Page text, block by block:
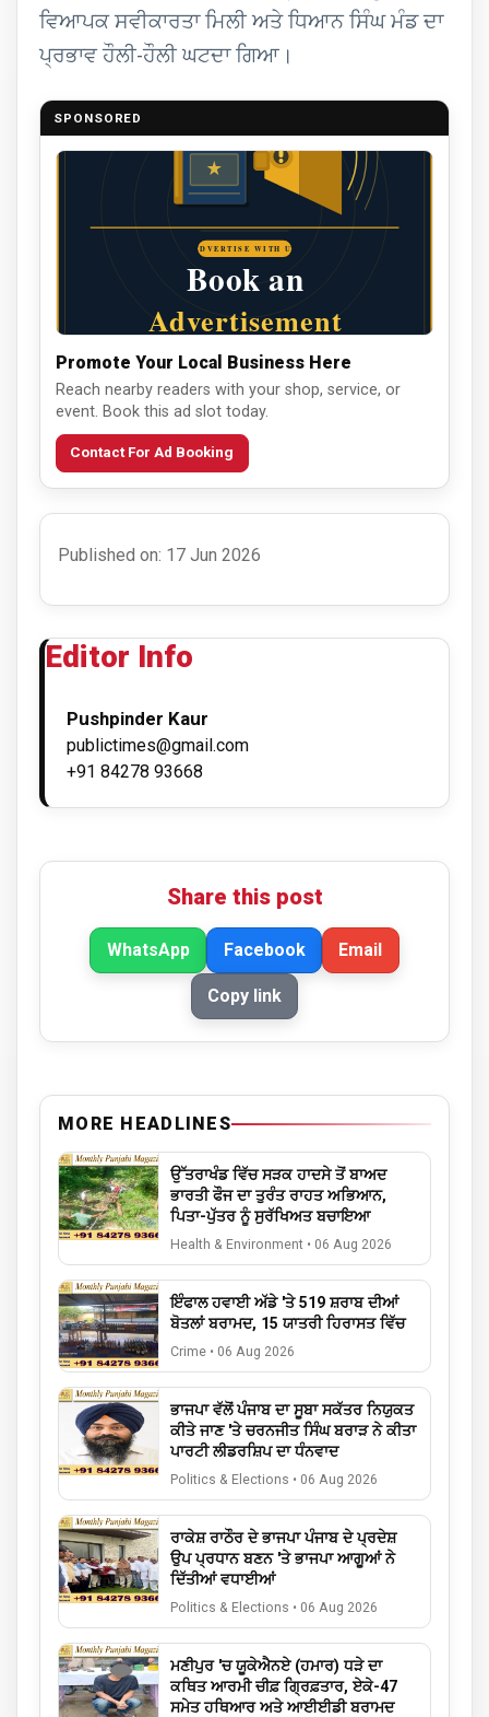
ਵਿਆਪਕ ਸਵੀਕਾਰਤਾ ਮਿਲੀ ਅਤੇ ਧਿਆਨ ਸਿੰਘ ਮੰਡ ਦਾ
ਪ੍ਰਭਾਵ ਹੌਲੀ-ਹੌਲੀ ਘਟਦਾ ਗਿਆ।
SPONSORED
Promote Your Local Business Here
Reach nearby readers with your shop, service, or
event. Book this ad slot today.
Contact For Ad Booking
Published on: 17 Jun 2026
Editor Info
Pushpinder Kaur
publictimes@gmail.com
+91 84278 93668
Share this post
WhatsApp Facebook Email
Copy link
MORE HEADLINES
ਉੱਤਰਾਖੰਡ ਵਿੱਚ ਸੜਕ ਹਾਦਸੇ ਤੋਂ ਬਾਅਦ
ਭਾਰਤੀ ਫੌਜ ਦਾ ਤੁਰੰਤ ਰਾਹਤ ਅਭਿਆਨ,
ਪਿਤਾ-ਪੁੱਤਰ ਨੂੰ ਸੁਰੱਖਿਅਤ ਬਚਾਇਆ
Health & Environment • 06 Aug 2026
ਇੰਫਾਲ ਹਵਾਈ ਅੱਡੇ 'ਤੇ 519 ਸ਼ਰਾਬ ਦੀਆਂ
ਬੋਤਲਾਂ ਬਰਾਮਦ, 15 ਯਾਤਰੀ ਹਿਰਾਸਤ ਵਿੱਚ
Crime • 06 Aug 2026
ਭਾਜਪਾ ਵੱਲੋਂ ਪੰਜਾਬ ਦਾ ਸੂਬਾ ਸਕੱਤਰ ਨਿਯੁਕਤ
ਕੀਤੇ ਜਾਣ 'ਤੇ ਚਰਨਜੀਤ ਸਿੰਘ ਬਰਾੜ ਨੇ ਕੀਤਾ
ਪਾਰਟੀ ਲੀਡਰਸ਼ਿਪ ਦਾ ਧੰਨਵਾਦ
Politics & Elections • 06 Aug 2026
ਰਾਕੇਸ਼ ਰਾਠੌਰ ਦੇ ਭਾਜਪਾ ਪੰਜਾਬ ਦੇ ਪ੍ਰਦੇਸ਼
ਉਪ ਪ੍ਰਧਾਨ ਬਣਨ 'ਤੇ ਭਾਜਪਾ ਆਗੂਆਂ ਨੇ
ਦਿੱਤੀਆਂ ਵਧਾਈਆਂ
Politics & Elections • 06 Aug 2026
ਮਣੀਪੁਰ 'ਚ ਯੂਕੇਐਨਏ (ਹਮਾਰ) ਧੜੇ ਦਾ
ਕਥਿਤ ਆਰਮੀ ਚੀਫ਼ ਗ੍ਰਿਫ਼ਤਾਰ, ਏਕੇ-47
ਸਮੇਤ ਹਥਿਆਰ ਅਤੇ ਆਈਈਡੀ ਬਰਾਮਦ